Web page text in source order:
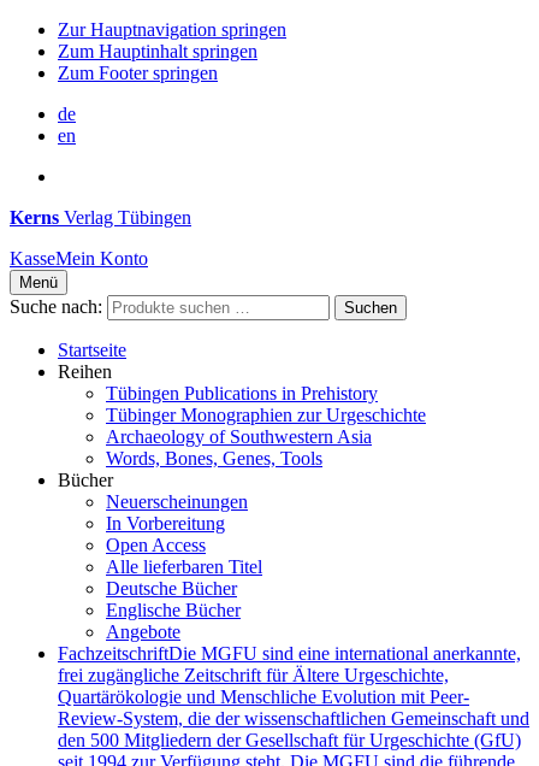
Zur Hauptnavigation springen
Zum Hauptinhalt springen
Zum Footer springen
de
en
Kerns Verlag Tübingen
KasseMein Konto
Menü
Suche nach: Suchen
Startseite
Reihen
Tübingen Publications in Prehistory
Tübinger Monographien zur Urgeschichte
Archaeology of Southwestern Asia
Words, Bones, Genes, Tools
Bücher
Neuerscheinungen
In Vorbereitung
Open Access
Alle lieferbaren Titel
Deutsche Bücher
Englische Bücher
Angebote
FachzeitschriftDie MGFU sind eine international anerkannte,
frei zugängliche Zeitschrift für Ältere Urgeschichte,
Quartärökologie und Menschliche Evolution mit Peer-
Review-System, die der wissenschaftlichen Gemeinschaft und
den 500 Mitgliedern der Gesellschaft für Urgeschichte (GfU)
seit 1994 zur Verfügung steht. Die MGFU sind die führende